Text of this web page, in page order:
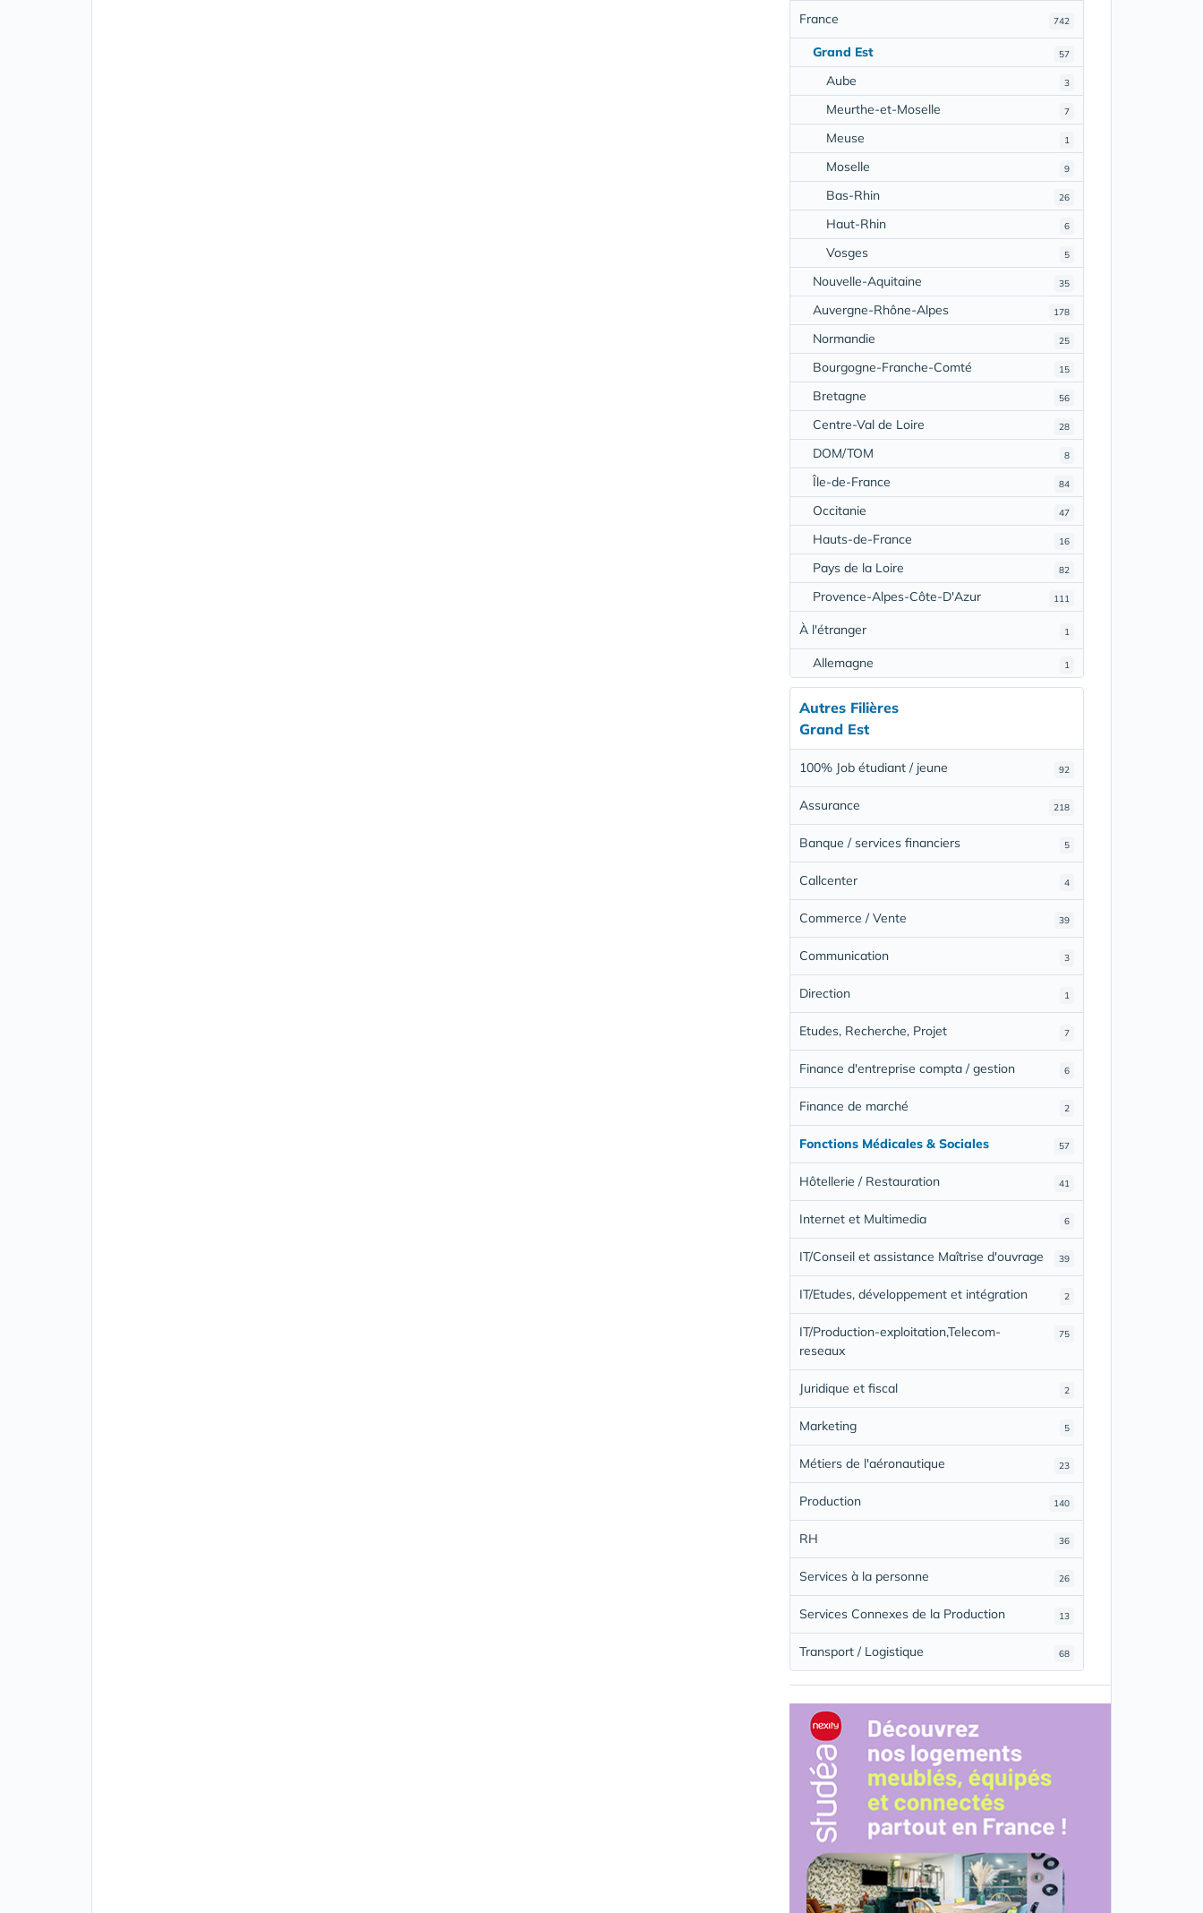
742
France
57
Grand Est
3
Aube
7
Meurthe-et-Moselle
1
Meuse
9
Moselle
26
Bas-Rhin
6
Haut-Rhin
5
Vosges
35
Nouvelle-Aquitaine
178
Auvergne-Rhône-Alpes
25
Normandie
15
Bourgogne-Franche-Comté
56
Bretagne
28
Centre-Val de Loire
8
DOM/TOM
84
Île-de-France
47
Occitanie
16
Hauts-de-France
82
Pays de la Loire
111
Provence-Alpes-Côte-D'Azur
1
À l'étranger
1
Allemagne
Autres Filières
Grand Est
92
100% Job étudiant / jeune
218
Assurance
5
Banque / services financiers
4
Callcenter
39
Commerce / Vente
3
Communication
1
Direction
7
Etudes, Recherche, Projet
6
Finance d'entreprise compta / gestion
2
Finance de marché
57
Fonctions Médicales & Sociales
41
Hôtellerie / Restauration
6
Internet et Multimedia
39
IT/Conseil et assistance Maîtrise d'ouvrage
2
IT/Etudes, développement et intégration
75
IT/Production-exploitation,Telecom-
reseaux
2
Juridique et fiscal
5
Marketing
23
Métiers de l'aéronautique
140
Production
36
RH
26
Services à la personne
13
Services Connexes de la Production
68
Transport / Logistique